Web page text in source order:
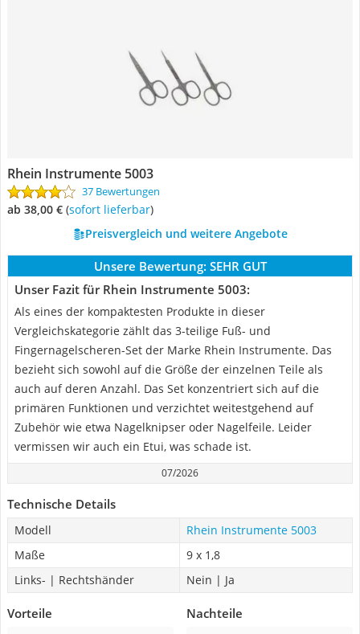
Rhein Instrumente 5003
37 Bewertungen
ab 38,00 € ( Sofort lieferbar)
Preisvergleich und weitere Angebote
Unsere Bewertung: SEHR GUT
Unser Fazit für Rhein Instrumente 5003:
Als eines der kompaktesten Produkte in dieser
Vergleichskategorie zählt das 3-teilige Fuß- und
Fingernagelscheren-Set der Marke Rhein Instrumente. Das
bezieht sich sowohl auf die Größe der einzelnen Teile als
auch auf deren Anzahl. Das Set konzentriert sich auf die
primären Funktionen und verzichtet weitestgehend auf
Zubehör wie etwa Nagelknipser oder Nagelfeile. Leider
vermissen wir auch ein Etui, was schade ist.
07/2026
Technische Details
Modell
Rhein Instrumente 5003
Maße
9 x 1,8
Links- | Rechtshänder
Nein | Ja
Vorteile Nachteile